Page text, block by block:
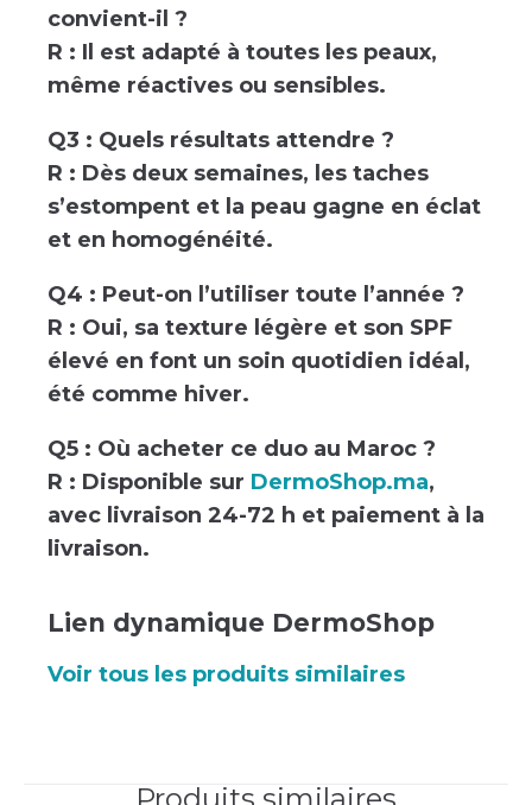
convient-il ?
R : Il est adapté à toutes les peaux,
même réactives ou sensibles.
Q3 : Quels résultats attendre ?
R : Dès deux semaines, les taches
s’estompent et la peau gagne en éclat
et en homogénéité.
Q4 : Peut-on l’utiliser toute l’année ?
R : Oui, sa texture légère et son SPF
élevé en font un soin quotidien idéal,
été comme hiver.
Q5 : Où acheter ce duo au Maroc ?
R : Disponible sur DermoShop.ma,
avec livraison 24-72 h et paiement à la
livraison.
Lien dynamique DermoShop
Voir tous les produits similaires